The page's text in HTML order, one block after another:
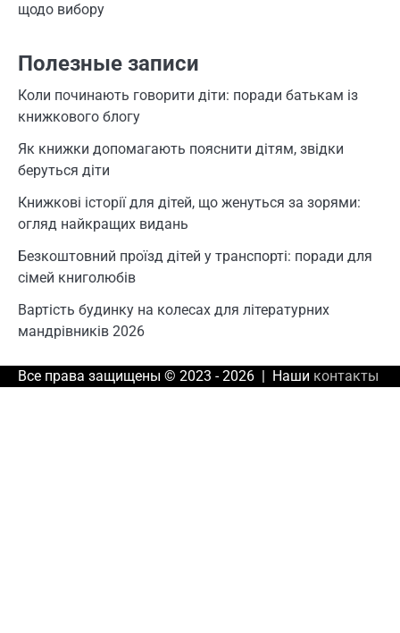
щодо вибору
Полезные записи
Коли починають говорити діти: поради батькам із
книжкового блогу
Як книжки допомагають пояснити дітям, звідки
беруться діти
Книжкові історії для дітей, що женуться за зорями:
огляд найкращих видань
Безкоштовний проїзд дітей у транспорті: поради для
сімей книголюбів
Вартість будинку на колесах для літературних
мандрівників 2026
Все права защищены © 2023 - 2026 | Наши контакты